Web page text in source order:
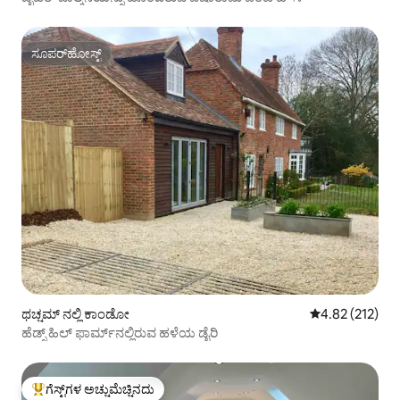
ಸೂಪರ್‌ಹೋಸ್ಟ್
ಸೂಪರ್‌ಹೋಸ್ಟ್
ಥಚ್ಚಮ್ ನಲ್ಲಿ ಕಾಂಡೋ 5 ರಲ್ಲಿ 4.82
4.82 (212)
ಹೆಡ್ಸ್ ಹಿಲ್ ಫಾರ್ಮ್‌ನಲ್ಲಿರುವ ಹಳೆಯ ಡೈರಿ
ಗೆಸ್ಟ್‌ಗಳ ಅಚ್ಚುಮೆಚ್ಚಿನದು